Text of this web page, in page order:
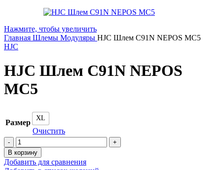
Нажмите, чтобы увеличить
Главная Шлемы Модуляры HJC Шлем C91N NEPOS MC5
HJC
HJC Шлем C91N NEPOS
MC5
Размер XL
Очистить
Количество
товара
HJC
Шлем
В корзину
Добавить для сравнения